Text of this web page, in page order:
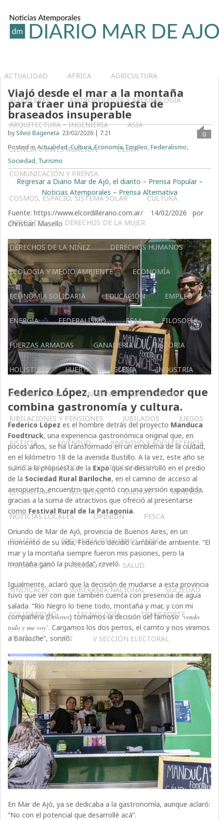
ACTUALIDAD AFRICA AGRICULTURA
ALQUILERES ANTROPOLOGÍA Y ARQUEOLOGÍA
ARQUITECTURA – INGENIERIA ASIA
CIENCIA E INVESTIGACIÓN CLIMA
COMUNICACIÓN Y PRENSA
COSMOS, ESPACIO, SISTEMA SOLAR CULTURA
DEPORTES DERECHOS DE LA MUJER
DERECHOS DE LA NIÑEZ DERECHOS HUMANOS
ECOLOGÍA Y MEDIO AMBIENTE ECONOMÍA
ECONOMÍA SOLIDARIA EDUCACIÓN EMPLEO
ENERGÍA FEDERALISMO FFAA FILOSOFÍA
FUERZAS ARMADAS GANADERIA HISTORIA
HOLÍSTICA HUERTA IGLESIA INDUSTRIA
INTERNACIONAL INTERNET – CONECTIVIDAD
JUBILACIONES Y PENSIONES JUBILADOS JUEGOS
JUSTICIA JUVENTUD JUVENTUD Y ADOLESCENCIA
LA COSTA ATLÁNTICA LATINOAMERICA
LITERATURA MEDICINA MILITAR MINERIA
NOTICIAS LOCALES OPINIÓN PESCA
POLÍTICA PROVINCIA DE BUENOS AIRES
PSICOLOGÍA RELIGIÓN SALUD
SINDICALES SOBERANÍA NACIONAL SOCIEDAD
SOLIDARIDAD TECNOLOGÍA TRANSPORTE
TURISMO UTT V SECCIÓN ELECTORAL
VÍAS NAVEGABLES
Viajó desde el mar a la montaña
para traer una propuesta de
braseados insuperable
by Silvio Bageneta 23/02/2026 | 7:21
0
Posted inActualidad,Cultura,Economía,Empleo,Federalismo,
Sociedad, Turismo
Regresar a Diario Mar de Ajó, el diarito – Prensa Popular –
Noticias Atemporales – Prensa Alternativa
Fuente: https://www.elcordillerano.com.ar/ 14/02/2026 por
Christian Masello
Federico López, un emprendedor que
combina gastronomía y cultura.
Federico Lópezes el hombre detrás del proyecto Manduca
Foodtruck, una experiencia gastronómica original que, en
pocos años, se ha transformado en un emblema de la ciudad,
en el kilómetro 18 de la avenida Bustillo. A la vez, este año se
sumó a la propuesta de la Expoque se desarrolló en el predio
de la Sociedad Rural Bariloche, en el camino de acceso al
aeropuerto, encuentro que contó con una versión expandida,
gracias a la suma de atractivos que ofreció al presentarse
como Festival Rural de la Patagonia.
Oriundo de Mar de Ajó, provincia de Buenos Aires, en un
momento de su vida, Federico decidió cambiar de ambiente. “El
mar y la montaña siempre fueron mis pasiones, pero la
montaña ganó la pulseada”, reveló.
Igualmente, aclaró que la decisión de mudarse a esta provincia
tuvo que ver con que también cuenta con presencia de agua
salada. “Río Negro lo tiene todo, montaña y mar, y con mi
compañera (Dolores) tomamos la decisión del famoso ‘vendo
todo y me voy’. Cargamos los dos perros, el carrito y nos vinimos
a Bariloche”, sonrió.
En Mar de Ajó, ya se dedicaba a la gastronomía, aunque aclaró:
“No con el potencial que desarrollé acá”.